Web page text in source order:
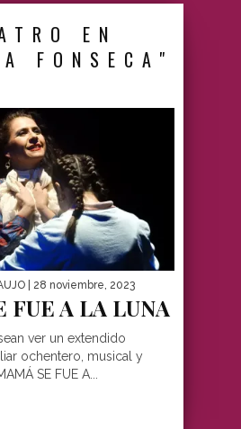
EN
FONSECA"
| 28 noviembre, 2023
FUE A LA LUNA
ver un extendido
ochentero, musical y
SE FUE A...